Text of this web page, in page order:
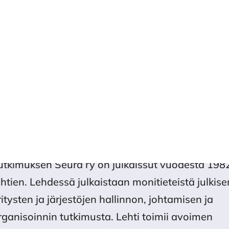
Lehdessä julkaistaan monitieteistä
ja järjestöjen hallinnon, johtamisen ja
tutkimusta. Lehti toimii avoimen
periaatteella ilman karenssiaikaa.